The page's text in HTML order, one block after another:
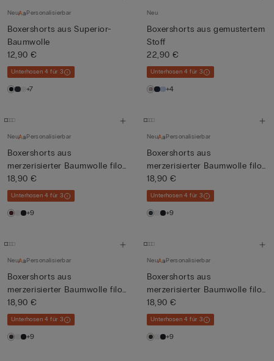
Neu Personalisierbar
Boxershorts aus Superior-
Baumwolle
12,90 €
Unterhosen 4 für 3
+7
Neu
Boxershorts aus gemustertem
Stoff
22,90 €
Unterhosen 4 für 3
+4
Neu Personalisierbar
Boxershorts aus
merzerisierter Baumwolle filo
Prem...
18,90 €
Unterhosen 4 für 3
+9
Neu Personalisierbar
Boxershorts aus
merzerisierter Baumwolle filo
Prem...
18,90 €
Unterhosen 4 für 3
+9
Neu Personalisierbar
Boxershorts aus
merzerisierter Baumwolle filo
Prem...
18,90 €
Unterhosen 4 für 3
+9
Neu Personalisierbar
Boxershorts aus
merzerisierter Baumwolle filo
Prem...
18,90 €
Unterhosen 4 für 3
+9